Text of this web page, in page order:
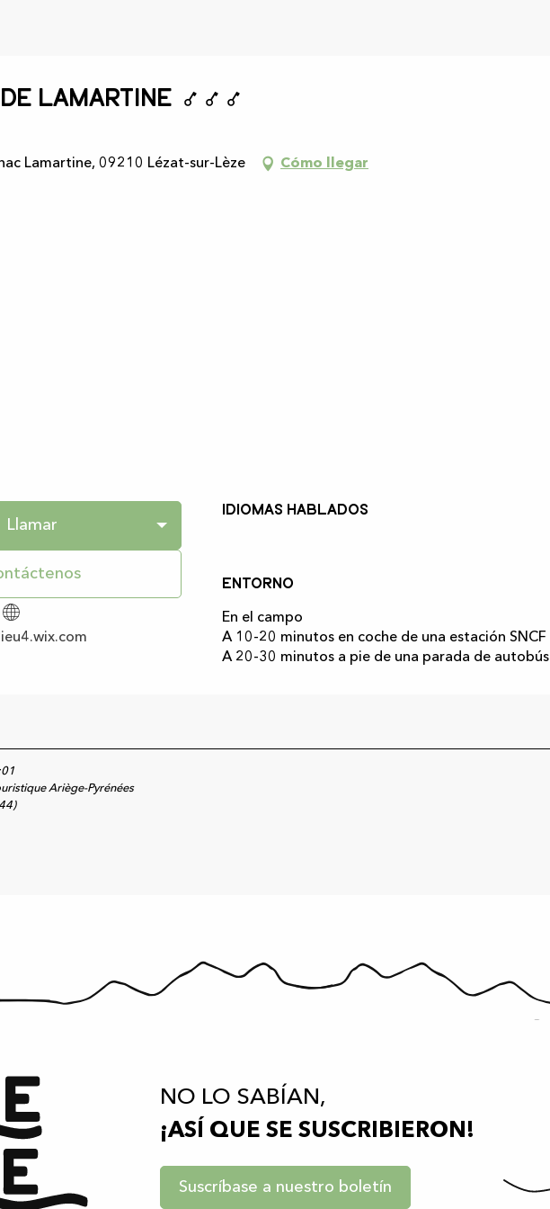
Lamartine
Lamartine, 09210 Lézat-sur-Lèze
Cómo llegar
Llamar
Idiomas hablados
Idiomas hablados
Entorno
Entorno
En el campo
A 10-20 minutos en coche de una estación SNCF
A 20-30 minutos a pie de una parada de autobús
Ariège-Pyrénées
)
NO LO SABÍAN,
¡ASÍ QUE SE SUSCRIBIERON!
Suscríbase a nuestro boletín